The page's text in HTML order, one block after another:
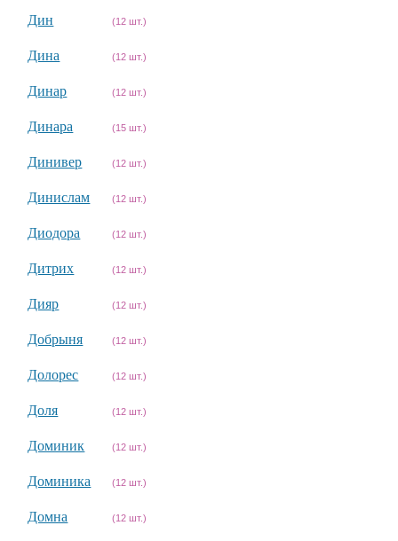
Дин (12 шт.)
Дина (12 шт.)
Динар (12 шт.)
Динара (15 шт.)
Динивер (12 шт.)
Динислам (12 шт.)
Диодора (12 шт.)
Дитрих (12 шт.)
Дияр (12 шт.)
Добрыня (12 шт.)
Долорес (12 шт.)
Доля (12 шт.)
Доминик (12 шт.)
Доминика (12 шт.)
Домна (12 шт.)